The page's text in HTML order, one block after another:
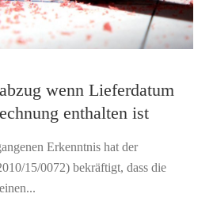
wenn Lieferdatum
enthalten ist
Erkenntnis hat der
15/0072) bekräftigt, dass die